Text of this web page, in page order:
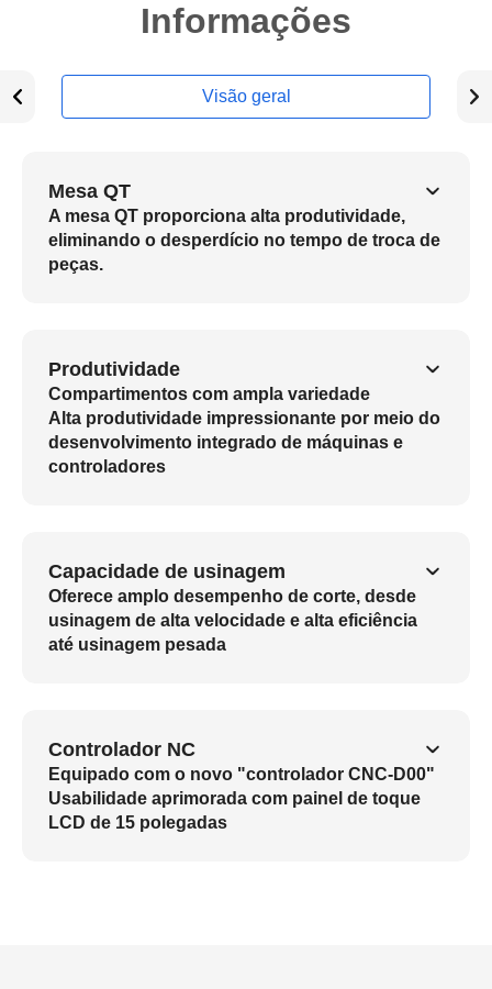
Informações
Visão geral
Mesa QT
A mesa QT proporciona alta produtividade,
eliminando o desperdício no tempo de troca de
peças.
Produtividade
Compartimentos com ampla variedade
Alta produtividade impressionante por meio do
desenvolvimento integrado de máquinas e
controladores
Capacidade de usinagem
Oferece amplo desempenho de corte, desde
usinagem de alta velocidade e alta eficiência
até usinagem pesada
Controlador NC
Equipado com o novo "controlador CNC-D00"
Usabilidade aprimorada com painel de toque
LCD de 15 polegadas